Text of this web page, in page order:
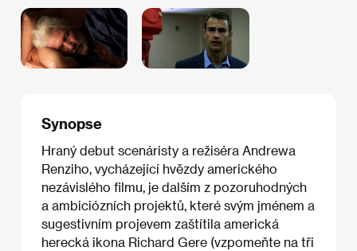
Synopse
Hraný debut scenáristy a režiséra Andrewa
Renziho, vycházející hvězdy amerického
nezávislého filmu, je dalším z pozoruhodných
a ambiciózních projektů, které svým jménem a
sugestivním projevem zaštítila americká
herecká ikona Richard Gere (vzpomeňte na tři